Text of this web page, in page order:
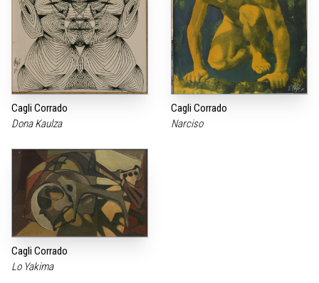
Cagli Corrado
Dona Kaulza
Cagli Corrado
Narciso
Cagli Corrado
Lo Yakima